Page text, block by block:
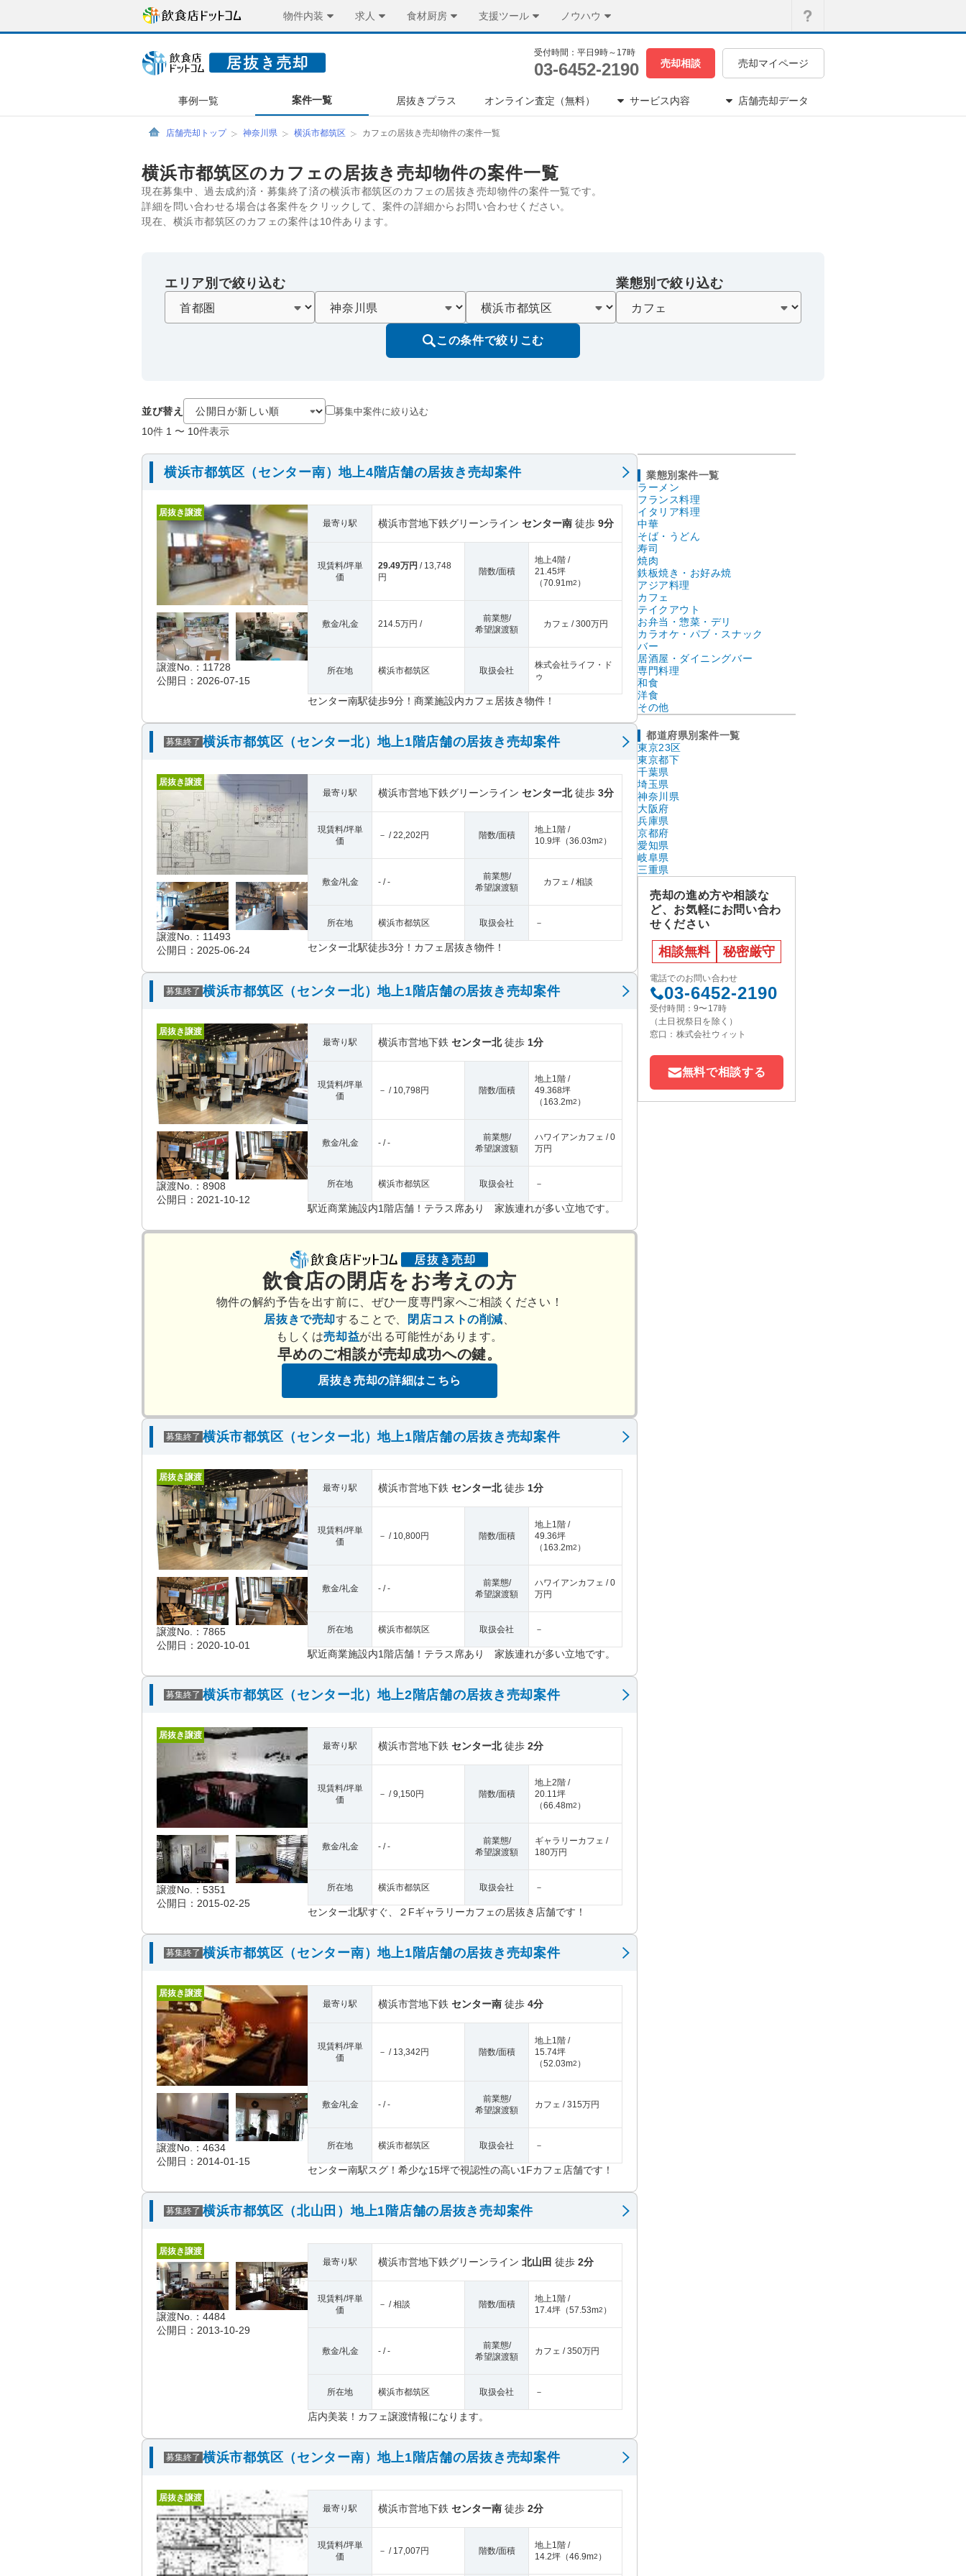
物件内装 求人 食材厨房 支援ツール ノウハウ
受付時間：平日9時～17時
03-6452-2190 売却相談 売却マイページ
事例一覧 案件一覧 居抜きプラス オンライン査定（無料） サービス内容 店舗売却データ
店舗売却トップ 神奈川県 横浜市都筑区 カフェの居抜き売却物件の案件一覧
横浜市都筑区のカフェの居抜き売却物件の案件一覧
現在募集中、過去成約済・募集終了済の横浜市都筑区のカフェの居抜き売却物件の案件一覧です。
詳細を問い合わせる場合は各案件をクリックして、案件の詳細からお問い合わせください。
現在、横浜市都筑区のカフェの案件は10件あります。
エリア別で絞り込む 業態別で絞り込む
この条件で絞りこむ
並び替え 募集中案件に絞り込む
10件 1 〜 10件表示
横浜市都筑区（センター南）地上4階店舗の居抜き売却案件
居抜き譲渡
譲渡No.：11728
公開日：2026-07-15
最寄り駅 横浜市営地下鉄グリーンライン センター南 徒歩 9分
現賃料/坪単
価
29.49万円 / 13,748
円
階数/面積
地上4階 /
21.45坪
（70.91m2 ）
敷金/礼金 214.5万円 /
前業態/
希望譲渡額
カフェ / 300万円
所在地 横浜市都筑区 取扱会社
株式会社ライフ・ド
ゥ
センター南駅徒歩9分！商業施設内カフェ居抜き物件！
募集終了 横浜市都筑区（センター北）地上1階店舗の居抜き売却案件
居抜き譲渡
譲渡No.：11493
公開日：2025-06-24
最寄り駅 横浜市営地下鉄グリーンライン センター北徒歩 3分
現賃料/坪単
価
－ / 22,202円 階数/面積
地上1階 /
10.9坪 （36.03m2 ）
敷金/礼金 - / -
前業態/
希望譲渡額
カフェ / 相談
所在地 横浜市都筑区 取扱会社 －
センター北駅徒歩3分！カフェ居抜き物件！
募集終了 横浜市都筑区（センター北）地上1階店舗の居抜き売却案件
居抜き譲渡
譲渡No.：8908
公開日：2021-10-12
最寄り駅 横浜市営地下鉄 センター北徒歩 1分
現賃料/坪単
価
－ / 10,798円 階数/面積
地上1階 /
49.368坪
（ 163.2m2 ）
敷金/礼金 - / -
前業態/
希望譲渡額
ハワイアンカフェ / 0
万円
所在地 横浜市都筑区 取扱会社 －
駅近商業施設内1階店舗！テラス席あり 家族連れが多い立地です。
飲食店の閉店をお考えの方
物件の解約予告を出す前に、ぜひ一度専門家へご相談ください！
居抜きで売却することで、 閉店コストの削減
もしくは売却益が出る可能性があります。
早めのご相談が売却成功への鍵。
居抜き売却の詳細はこちら
募集終了 横浜市都筑区（センター北）地上1階店舗の居抜き売却案件
居抜き譲渡
譲渡No.：7865
公開日：2020-10-01
最寄り駅 横浜市営地下鉄 センター北徒歩 1分
現賃料/坪単
価
－ / 10,800円 階数/面積
地上1階 /
49.36坪
（ 163.2m2 ）
敷金/礼金 - / -
前業態/
希望譲渡額
ハワイアンカフェ / 0
万円
所在地 横浜市都筑区 取扱会社 －
駅近商業施設内1階店舗！テラス席あり 家族連れが多い立地です。
募集終了 横浜市都筑区（センター北）地上2階店舗の居抜き売却案件
居抜き譲渡
譲渡No.：5351
公開日：2015-02-25
最寄り駅 横浜市営地下鉄 センター北徒歩 2分
現賃料/坪単
価
－ / 9,150円 階数/面積
地上2階 /
20.11坪
（66.48m2 ）
敷金/礼金 - / -
前業態/
希望譲渡額
ギャラリーカフェ /
180万円
所在地 横浜市都筑区 取扱会社 －
センター北駅すぐ、２Fギャラリーカフェの居抜き店舗です！
募集終了 横浜市都筑区（センター南）地上1階店舗の居抜き売却案件
居抜き譲渡
譲渡No.：4634
公開日：2014-01-15
最寄り駅 横浜市営地下鉄 センター南 徒歩 4分
現賃料/坪単
価
－ / 13,342円 階数/面積
地上1階 /
15.74坪
（52.03m2 ）
敷金/礼金 - / -
前業態/
希望譲渡額
カフェ / 315万円
所在地 横浜市都筑区 取扱会社 －
センター南駅スグ！希少な15坪で視認性の高い1Fカフェ店舗です！
募集終了 横浜市都筑区（北山田）地上1階店舗の居抜き売却案件
居抜き譲渡
譲渡No.：4484
公開日：2013-10-29
最寄り駅 横浜市営地下鉄グリーンライン 北山田 徒歩 2分
現賃料/坪単
価
－ / 相談 階数/面積
地上1階 /
17.4坪 （57.53m2 ）
敷金/礼金 - / -
前業態/
希望譲渡額
カフェ / 350万円
所在地 横浜市都筑区 取扱会社 －
店内美装！カフェ譲渡情報になります。
募集終了 横浜市都筑区（センター南）地上1階店舗の居抜き売却案件
居抜き譲渡
最寄り駅
横浜市営地下鉄 センター南 徒歩 2分
現賃料/坪単
価
－ / 17,007円 階数/面積
地上1階 /
14.2坪 （46.9m2 ）
業態別案件一覧
ラーメン
フランス料理
イタリア料理
中華
そば・うどん
寿司
焼肉
鉄板焼き・お好み焼
アジア料理
カフェ
テイクアウト
お弁当・惣菜・デリ
カラオケ・パブ・スナック
バー
居酒屋・ダイニングバー
専門料理
和食
洋食
その他
都道府県別案件一覧
東京23区
東京都下
千葉県
埼玉県
神奈川県
大阪府
兵庫県
京都府
愛知県
岐阜県
三重県
売却の進め方や相談な
ど、お気軽にお問い合わ
せください
相談無料 秘密厳守
電話でのお問い合わせ
03-6452-2190
受付時間：9〜17時
（土日祝祭日を除く）
窓口：株式会社ウィット
無料で相談する